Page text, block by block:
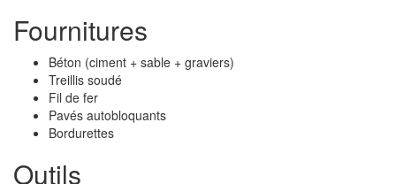
Fournitures
Béton (ciment + sable + graviers)
Treillis soudé
Fil de fer
Pavés autobloquants
Bordurettes
Outils